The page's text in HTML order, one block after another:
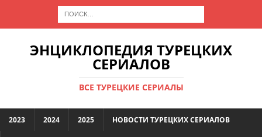
ЭНЦИКЛОПЕДИЯ ТУРЕЦКИХ
СЕРИАЛОВ
ВСЕ ТУРЕЦКИЕ СЕРИАЛЫ
2023 2024 2025 НОВОСТИ ТУРЕЦКИХ СЕРИАЛОВ